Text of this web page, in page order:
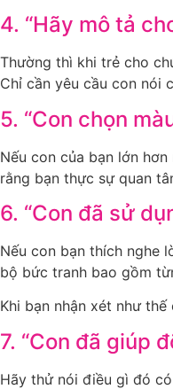
4. “Hãy mô tả
Thường thì khi trẻ cho
Chỉ cần yêu cầu con nói
5. “Con chọn
Nếu con của bạn lớn
rằng bạn thực sự quan
6. “Con đã sử
Nếu con bạn thích nghe
bộ bức tranh bao gồm
Khi bạn nhận xét như
7. “Con đã giúp
Hãy thử nói điều gì đó